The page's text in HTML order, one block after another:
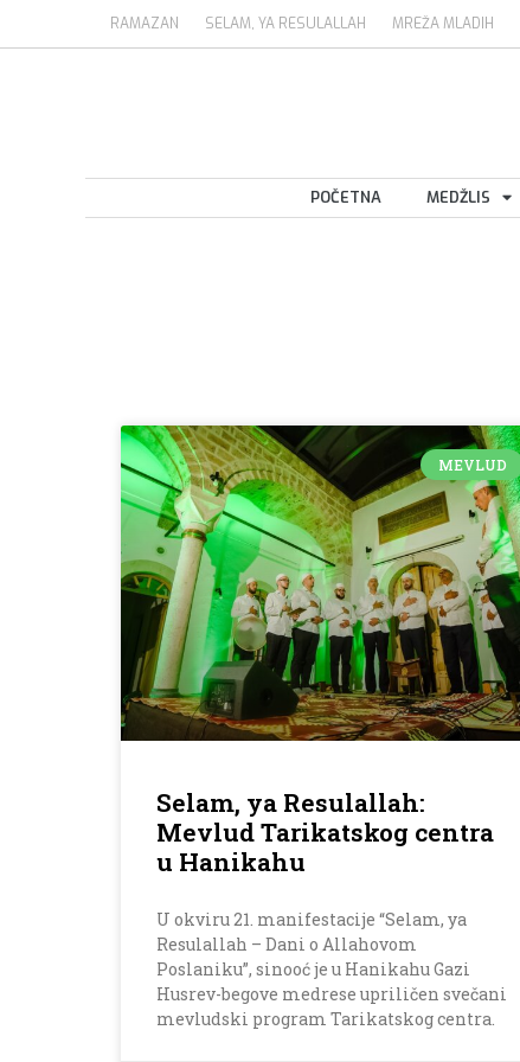
RAMAZAN SELAM, YA RESULALLAH MREŽA MLADIH
POČETNA MEDŽLIS
MEVLUD
Selam, ya Resulallah:
Mevlud Tarikatskog centra
u Hanikahu
U okviru 21. manifestacije “Selam, ya
Resulallah – Dani o Allahovom
Poslaniku”, sinooć je u Hanikahu Gazi
Husrev-begove medrese upriličen svečani
mevludski program Tarikatskog centra.